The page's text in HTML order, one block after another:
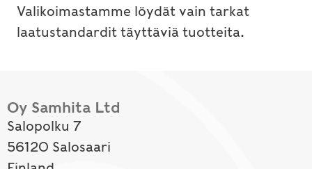
Valikoimastamme löydät vain tarkat
laatustandardit täyttäviä tuotteita.
Oy Samhita Ltd
Salopolku 7
56120 Salosaari